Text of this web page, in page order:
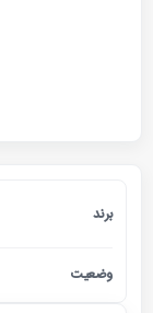
برند
وضعیت